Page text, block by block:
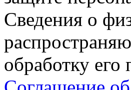
Сведения о
обработку